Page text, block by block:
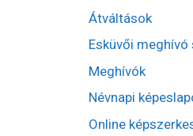
Átváltások
Esküvői
Meghívók
Névnapi
Online